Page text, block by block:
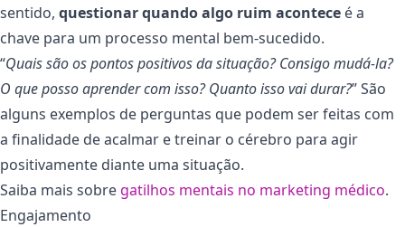
sentido, questionar quando algo ruim acontece é a
chave para um processo mental bem-sucedido.
“Quais são os pontos positivos da situação? Consigo mudá-la?
O que posso aprender com isso? Quanto isso vai durar?” São
alguns exemplos de perguntas que podem ser feitas com
a finalidade de acalmar e treinar o cérebro para agir
positivamente diante uma situação.
Saiba mais sobre gatilhos mentais no marketing médico.
Engajamento